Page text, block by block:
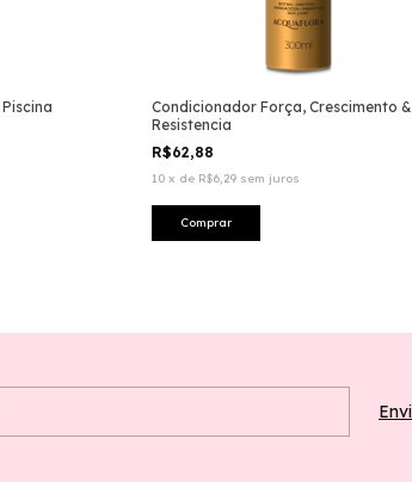
Condicionador Força, Crescimento &
Resistencia
R$62,88
10 x de R$6,29 sem juros